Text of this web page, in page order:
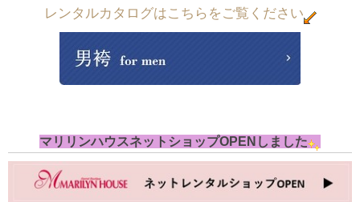
レンタルカタログはこちらをご覧ください
マリリンハウスネットショップOPENしました